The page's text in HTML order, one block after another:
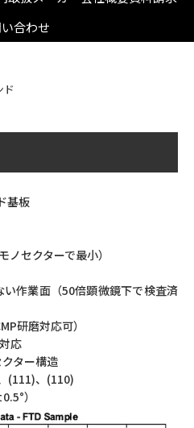
合わせ
ド
基板
ノセクターで最小）
い作業面（50倍顕微鏡下で検査済
研磨対応可）
応
ター構造
(111)、(110)
）